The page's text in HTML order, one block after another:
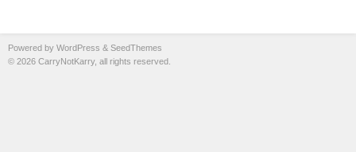
Powered by WordPress & SeedThemes
© 2026 CarryNotKarry, all rights reserved.